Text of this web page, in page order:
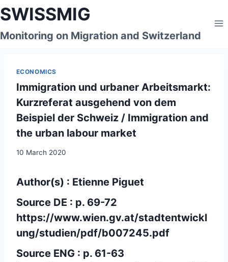
Skip
to
content
SWISSMIG
Monitoring on Migration and Switzerland
ECONOMICS
Immigration und urbaner Arbeitsmarkt:
Kurzreferat ausgehend von dem
Beispiel der Schweiz / Immigration and
the urban labour market
10 March 2020
Author(s) : Etienne Piguet
Source DE : p. 69-72
https://www.wien.gv.at/stadtentwickl
ung/studien/pdf/b007245.pdf
Source ENG : p. 61-63